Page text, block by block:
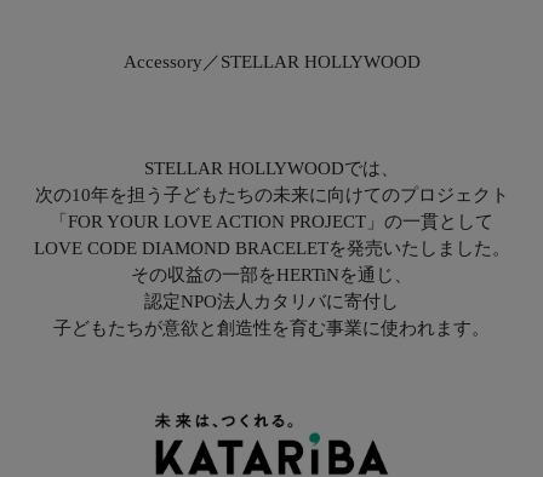
Accessory／STELLAR HOLLYWOOD
STELLAR HOLLYWOODでは、
次の10年を担う子どもたちの未来に向けてのプロジェクト
「FOR YOUR LOVE ACTION PROJECT」の一貫として
LOVE CODE DIAMOND BRACELETを発売いたしました。
その収益の一部をHERTiNを通じ、
認定NPO法人カタリバに寄付し
子どもたちが意欲と創造性を育む事業に使われます。